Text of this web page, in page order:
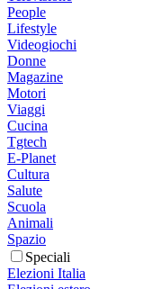
People
Lifestyle
Videogiochi
Donne
Magazine
Motori
Viaggi
Cucina
Tgtech
E-Planet
Cultura
Salute
Scuola
Animali
Spazio
Speciali
Elezioni Italia